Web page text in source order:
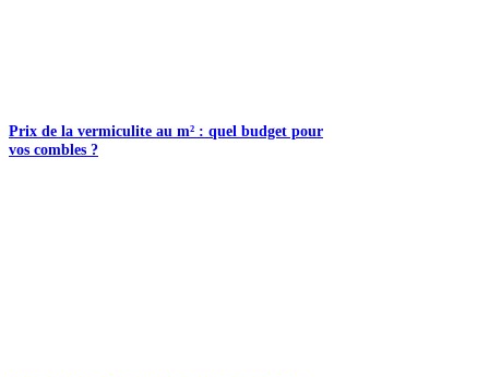
Prix de la vermiculite au m² : quel budget pour
vos combles ?